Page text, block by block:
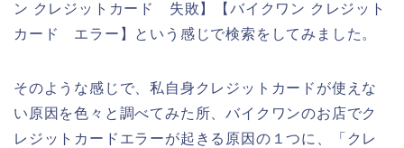
ン クレジットカード 失敗】【バイクワン クレジット
カード エラー】という感じで検索をしてみました。
そのような感じで、私自身クレジットカードが使えな
い原因を色々と調べてみた所、バイクワンのお店でク
レジットカードエラーが起きる原因の１つに、「クレ